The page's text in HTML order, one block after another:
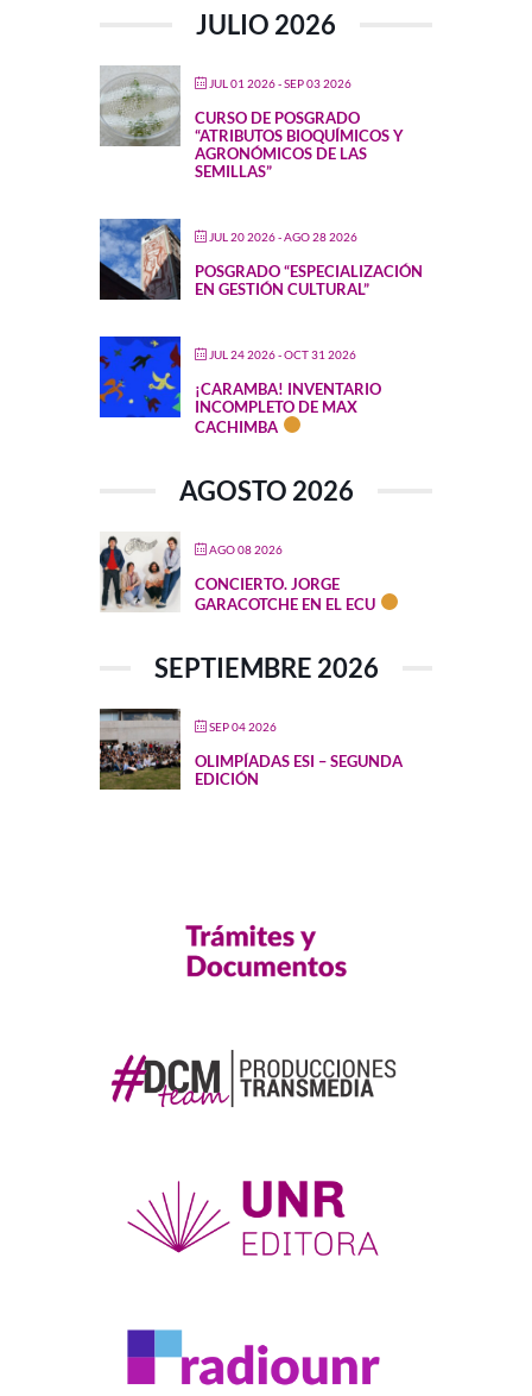
JULIO 2026
JUL 01 2026- SEP 03 2026
CURSO DE POSGRADO
“ATRIBUTOS BIOQUÍMICOS Y
AGRONÓMICOS DE LAS
SEMILLAS”
JUL 20 2026- AGO 28 2026
POSGRADO “ESPECIALIZACIÓN
EN GESTIÓN CULTURAL”
JUL 24 2026- OCT 31 2026
¡CARAMBA! INVENTARIO
INCOMPLETO DE MAX
CACHIMBA
AGOSTO 2026
AGO 08 2026
CONCIERTO. JORGE
GARACOTCHE EN EL ECU
SEPTIEMBRE 2026
SEP 04 2026
OLIMPÍADAS ESI – SEGUNDA
EDICIÓN